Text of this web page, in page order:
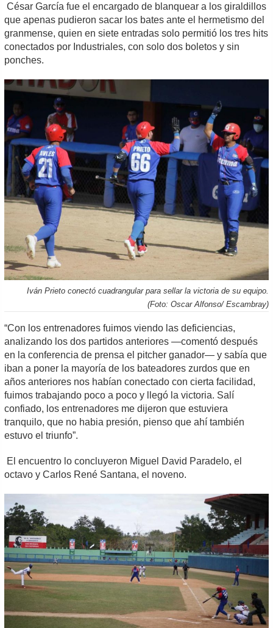
César García fue el encargado de blanquear a los giraldillos
que apenas pudieron sacar los bates ante el hermetismo del
granmense, quien en siete entradas solo permitió los tres hits
conectados por Industriales, con solo dos boletos y sin
ponches.
Iván Prieto conectó cuadrangular para sellar la victoria de su equipo.
(Foto: Oscar Alfonso/ Escambray)
“Con los entrenadores fuimos viendo las deficiencias,
analizando los dos partidos anteriores —comentó después
en la conferencia de prensa el pitcher ganador— y sabía que
iban a poner la mayoría de los bateadores zurdos que en
años anteriores nos habían conectado con cierta facilidad,
fuimos trabajando poco a poco y llegó la victoria. Salí
confiado, los entrenadores me dijeron que estuviera
tranquilo, que no habia presión, pienso que ahí también
estuvo el triunfo”.
El encuentro lo concluyeron Miguel David Paradelo, el
octavo y Carlos René Santana, el noveno.